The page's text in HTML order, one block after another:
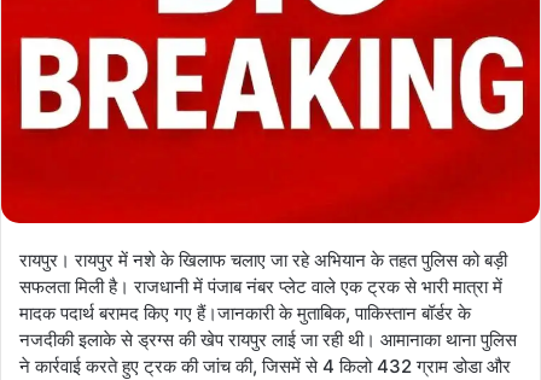
रायपुर। रायपुर में नशे के खिलाफ चलाए जा रहे अभियान के तहत पुलिस को बड़ी
सफलता मिली है। राजधानी में पंजाब नंबर प्लेट वाले एक ट्रक से भारी मात्रा में
मादक पदार्थ बरामद किए गए हैं।जानकारी के मुताबिक, पाकिस्तान बॉर्डर के
नजदीकी इलाके से ड्रग्स की खेप रायपुर लाई जा रही थी। आमानाका थाना पुलिस
ने कार्रवाई करते हुए ट्रक की जांच की, जिसमें से 4 किलो 432 ग्राम डोडा और